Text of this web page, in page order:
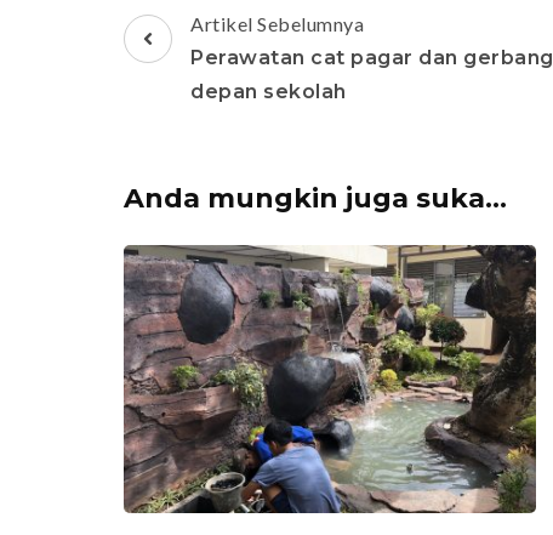
Navigasi
Artikel
Artikel Sebelumnya
Perawatan cat pagar dan gerbang
depan sekolah
Anda mungkin juga suka...